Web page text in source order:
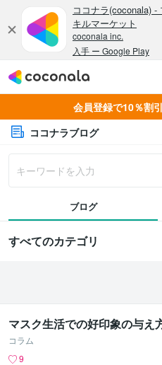
会員登録で10％割
ココナラブログ
ブログ
すべてのカテゴリ
マスク生活での好印象の与え
コラム
9